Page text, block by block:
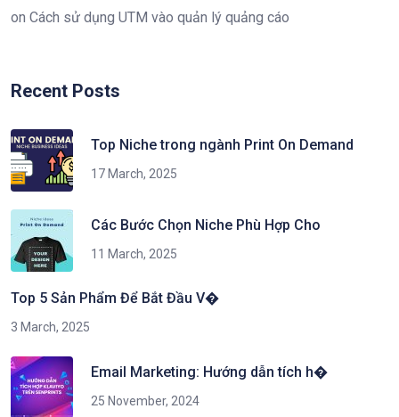
on Cách sử dụng UTM vào quản lý quảng cáo
Recent Posts
Top Niche trong ngành Print On Demand
17 March, 2025
Các Bước Chọn Niche Phù Hợp Cho
11 March, 2025
Top 5 Sản Phẩm Để Bắt Đầu V�
3 March, 2025
Email Marketing: Hướng dẫn tích h�
25 November, 2024